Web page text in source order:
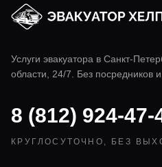
Услуги эвакуатора в Санкт-
области, 24/7. Без посредников
8 (812) 924-47-
КРУГЛОСУТОЧНО, БЕЗ